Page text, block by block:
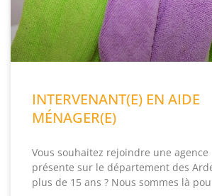
INTERVENANT(E) EN AIDE
MÉNAGER(E)
Vous souhaitez rejoindre une
présente sur le département des
plus de 15 ans ? Nous sommes là